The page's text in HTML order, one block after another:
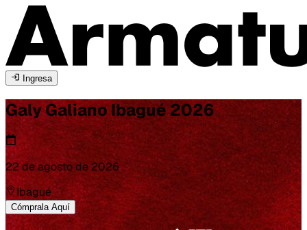
Ingresa
Galy GalianoIbagué2026
22 de agosto de 2026
Ibagué
Cómprala Aquí